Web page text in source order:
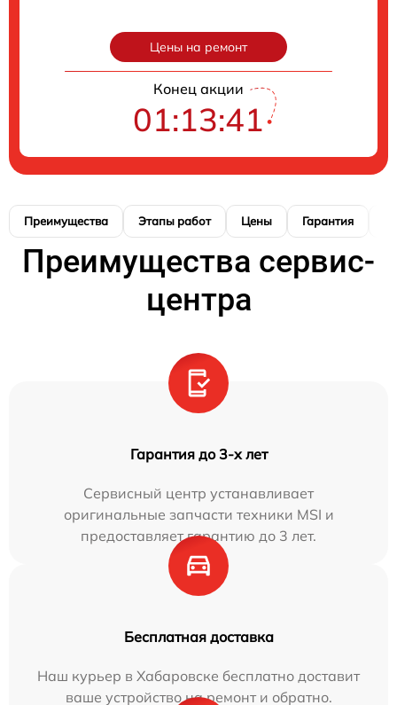
Цены на ремонт
Конец акции
01:13:40
Преимущества Этапы работ Цены Гарантия
Преимущества сервис-
центра
Гарантия до 3-х лет
Сервисный центр устанавливает
оригинальные запчасти техники MSI и
предоставляет гарантию до 3 лет.
Бесплатная доставка
Наш курьер в Хабаровске бесплатно доставит
ваше устройство на ремонт и обратно.